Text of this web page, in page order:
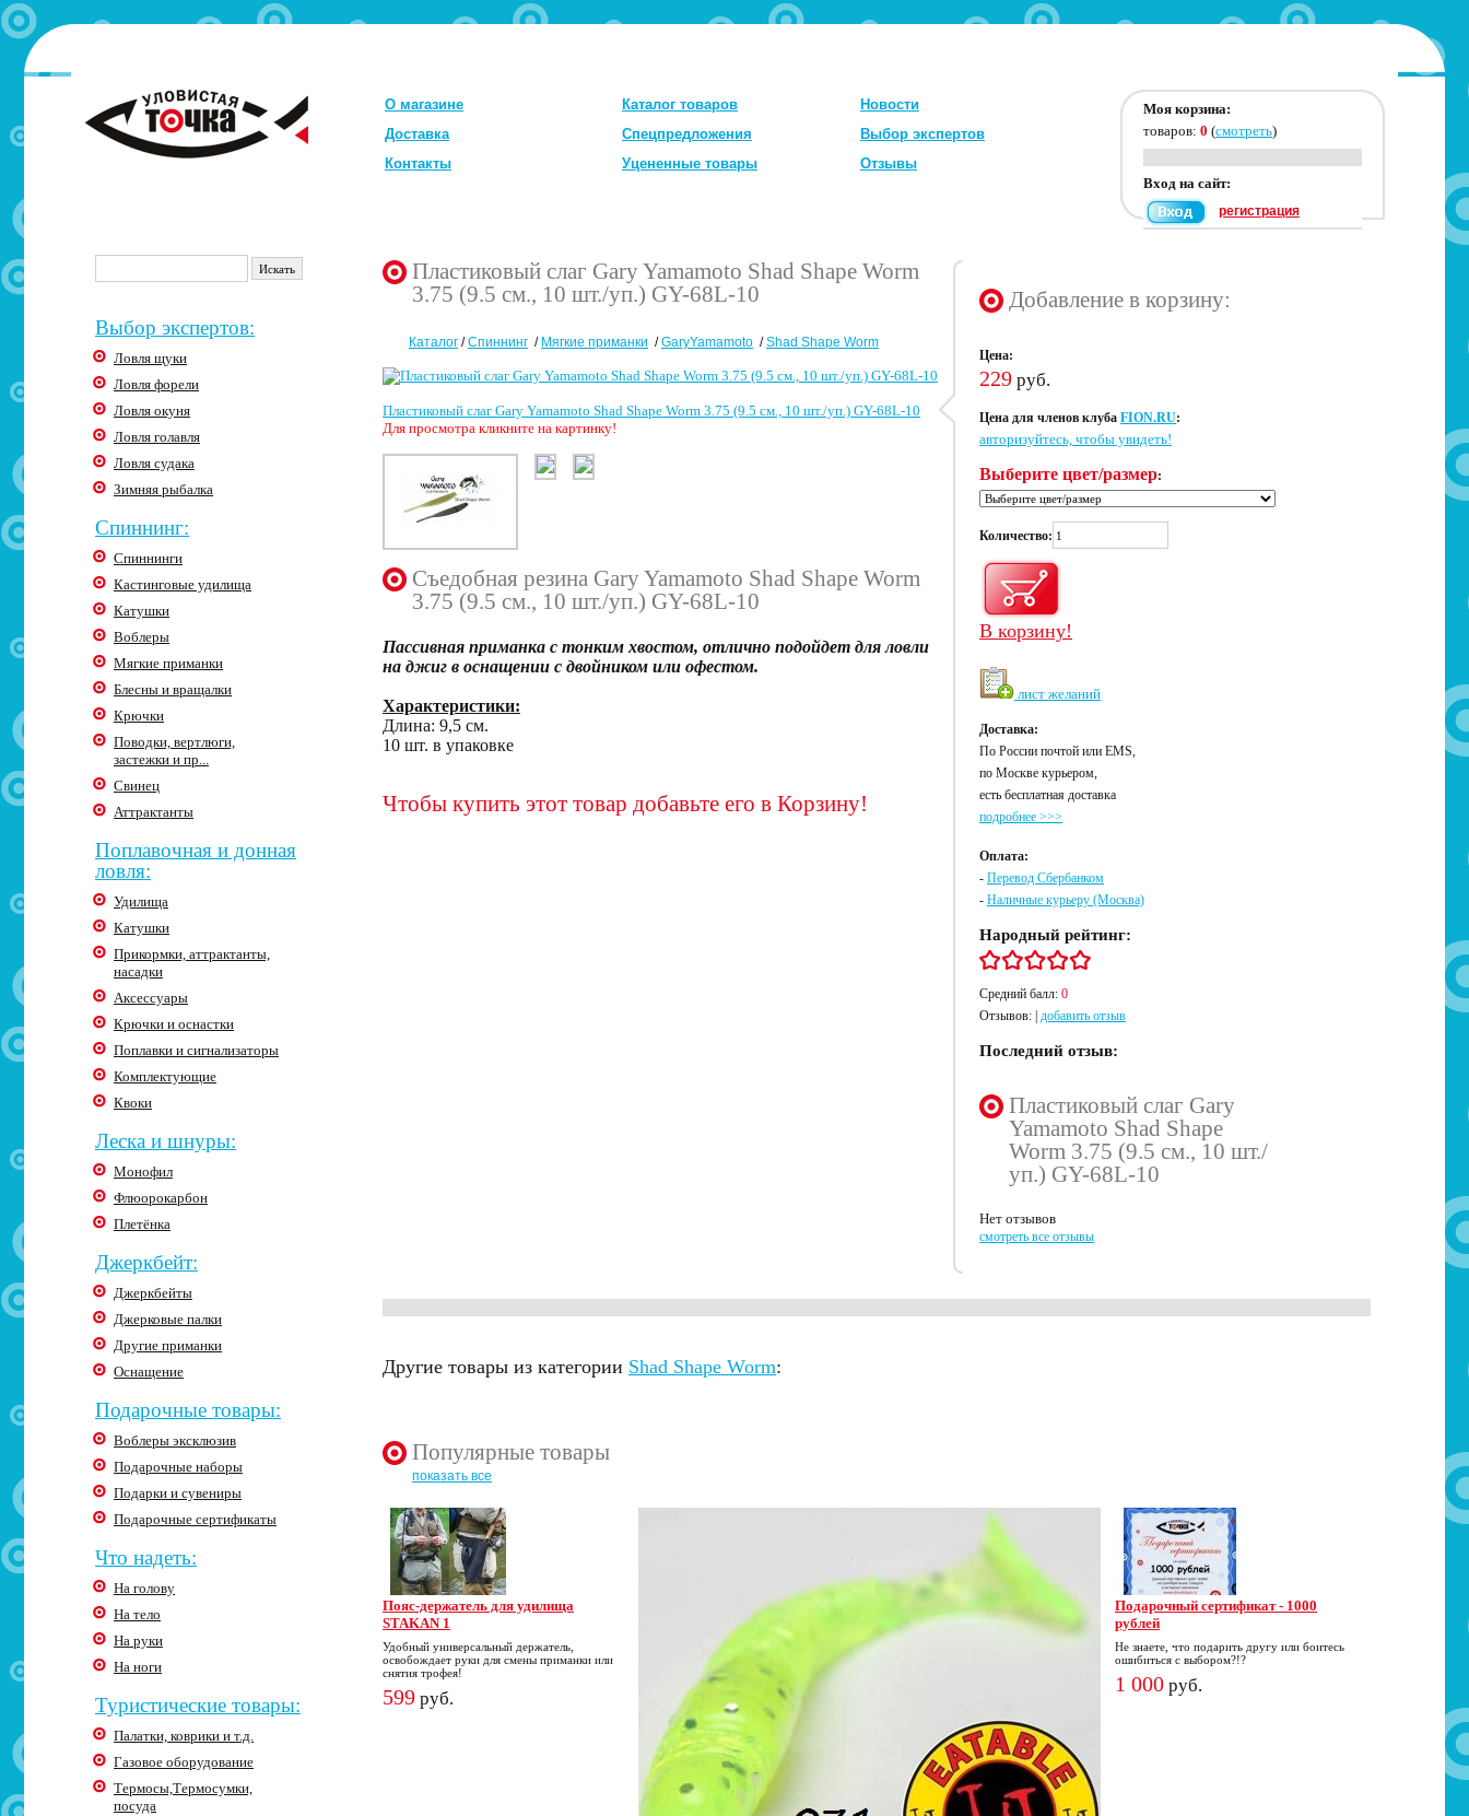
О магазине
Доставка
Контакты
Каталог товаров
Спецпредложения
Уцененные товары
Новости
Выбор экспертов
Отзывы
Моя корзина:
товаров: 0 (смотреть)
Вход на сайт:
регистрация
Выбор экспертов:
Ловля щуки
Ловля форели
Ловля окуня
Ловля голавля
Ловля судака
Зимняя рыбалка
Спиннинг:
Спиннинги
Кастинговые удилища
Катушки
Воблеры
Мягкие приманки
Блесны и вращалки
Крючки
Поводки, вертлюги,
застежки и пр...
Свинец
Аттрактанты
Поплавочная и донная
ловля:
Удилища
Катушки
Прикормки, аттрактанты,
насадки
Аксессуары
Крючки и оснастки
Поплавки и сигнализаторы
Комплектующие
Квоки
Леска и шнуры:
Монофил
Флюорокарбон
Плетёнка
Джеркбейт:
Джеркбейты
Джерковые палки
Другие приманки
Оснащение
Подарочные товары:
Воблеры эксклюзив
Подарочные наборы
Подарки и сувениры
Подарочные сертификаты
Что надеть:
На голову
На тело
На руки
На ноги
Туристические товары:
Палатки, коврики и т.д.
Газовое оборудование
Термосы,Термосумки,
посуда
Пластиковый слаг Gary Yamamoto Shad Shape Worm
3.75 (9.5 см., 10 шт./уп.) GY-68L-10
Каталог /Спиннинг / Мягкие приманки /GaryYamamoto /Shad Shape Worm
Пластиковый слаг Gary Yamamoto Shad Shape Worm 3.75 (9.5 см., 10 шт./уп.) GY-68L-10
Для просмотра кликните на картинку!
Съедобная резина Gary Yamamoto Shad Shape Worm
3.75 (9.5 см., 10 шт./уп.) GY-68L-10
Пассивная приманка с тонким хвостом, отлично подойдет для ловли
на джиг в оснащении с двойником или офестом.
Характеристики:
Длина: 9,5 см.
10 шт. в упаковке
Чтобы купить этот товар добавьте его в Корзину!
Добавление в корзину:
Цена:
229 руб.
Цена для членов клуба FION.RU:
авторизуйтесь, чтобы увидеть!
Выберите цвет/размер:
Количество:
В корзину!
лист желаний
Доставка:
По России почтой или EMS,
по Москве курьером,
есть бесплатная доставка
подробнее >>>
Оплата:
- Перевод Сбербанком
- Наличные курьеру (Москва)
Народный рейтинг:
Средний балл: 0
Отзывов: добавить отзыв
Последний отзыв:
Пластиковый слаг Gary
Yamamoto Shad Shape
Worm 3.75 (9.5 см., 10 шт./
уп.) GY-68L-10
Нет отзывов
смотреть все отзывы
Другие товары из категории Shad Shape Worm:
Популярные товары
показать все
Пояс-держатель для удилища
STAKAN 1
Удобный универсальный держатель,
освобождает руки для смены приманки или
снятия трофея!
599 руб.
Подарочный сертификат - 1000
рублей
Не знаете, что подарить другу или боитесь
ошибиться с выбором?!?
1 000 руб.